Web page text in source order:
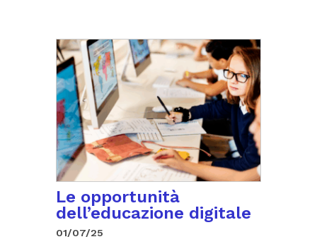
Le opportunità
dell’educazione digitale
01/07/25